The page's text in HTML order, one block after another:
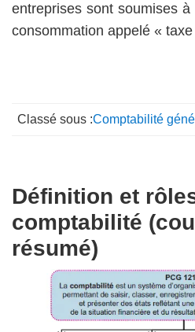
entreprises sont soumises
consommation appelé «
Classé sous :Comptabilité
Définition et
comptabilité
résumé)